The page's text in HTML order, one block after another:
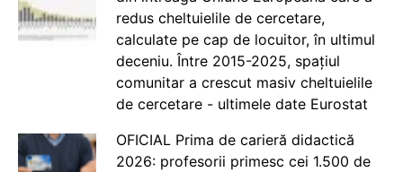
redus cheltuielile de cercetare,
calculate pe cap de locuitor, în ultimul
deceniu. Între 2015-2025, spațiul
comunitar a crescut masiv cheltuielile
de cercetare - ultimele date Eurostat
OFICIAL Prima de carieră didactică
2026: profesorii primesc cei 1.500 de